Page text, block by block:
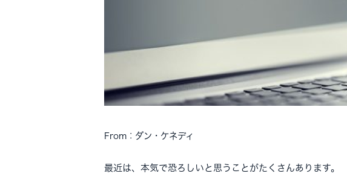
From：ダン・ケネディ
最近は、本気で恐ろしいと思うことがたくさんあります。